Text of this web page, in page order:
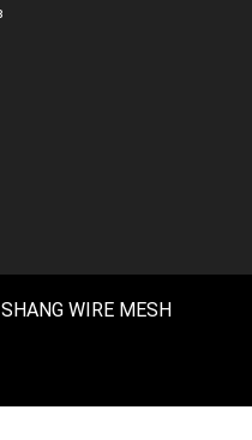
WIRE MESH